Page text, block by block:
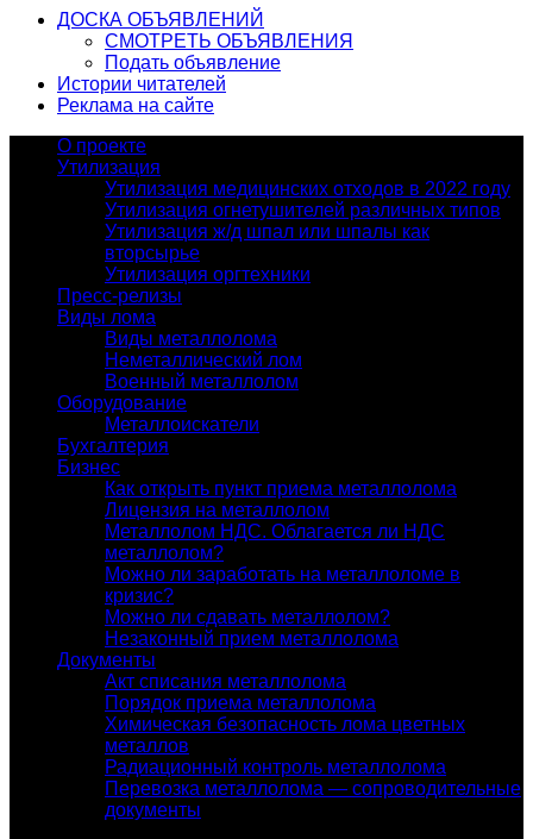
ДОСКА ОБЪЯВЛЕНИЙ
СМОТРЕТЬ ОБЪЯВЛЕНИЯ
Подать объявление
Истории читателей
Реклама на сайте
О проекте
Утилизация
Утилизация медицинских отходов в 2022 году
Утилизация огнетушителей различных типов
Утилизация ж/д шпал или шпалы как
вторсырье
Утилизация оргтехники
Пресс-релизы
Виды лома
Виды металлолома
Неметаллический лом
Военный металлолом
Оборудование
Металлоискатели
Бухгалтерия
Бизнес
Как открыть пункт приема металлолома
Лицензия на металлолом
Металлолом НДС. Облагается ли НДС
металлолом?
Можно ли заработать на металлоломе в
кризис?
Можно ли сдавать металлолом?
Незаконный прием металлолома
Документы
Акт списания металлолома
Порядок приема металлолома
Химическая безопасность лома цветных
металлов
Радиационный контроль металлолома
Перевозка металлолома — сопроводительные
документы